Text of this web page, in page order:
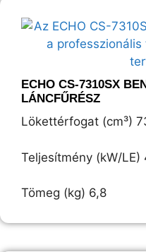
ECHO CS-7310SX
LÁNCFŰRÉSZ
Lökettérfogat (cm³)
Teljesítmény (kW/LE)
Tömeg (kg) 6,8